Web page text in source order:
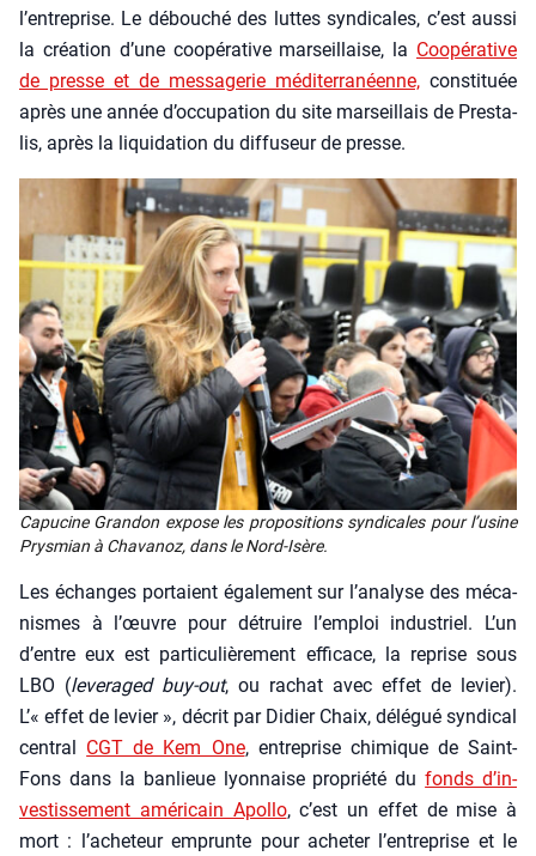
l’entreprise. Le débou­ché des luttes syn­di­cales, c’est aus­si
la créa­tion d’une coopé­ra­tive mar­seillaise, la Coopé­ra­tive
de presse et de mes­sa­ge­rie médi­ter­ra­néenne, consti­tuée
après une année d’occupation du site mar­seillais de Pres­ta­
lis, après la liqui­da­tion du dif­fu­seur de presse.
Capu­cine Gran­don expose les pro­po­si­tions syn­di­cales pour l’u­sine
Prys­mian à Cha­va­noz, dans le Nord-Isère.
Les échanges por­taient éga­le­ment sur l’analyse des méca­
nismes à l’œuvre pour détruire l’emploi indus­triel. L’un
d’entre eux est par­ti­cu­liè­re­ment effi­cace, la reprise sous
LBO (leve­ra­ged buy-out, ou rachat avec effet de levier).
L’« effet de levier », décrit par Didier Chaix, délé­gué syn­di­cal
cen­tral CGT de Kem One, entre­prise chi­mique de Saint-
Fons dans la ban­lieue lyon­naise pro­prié­té dufonds d’in­
ves­tis­se­ment amé­ri­cain Apol­lo, c’est un effet de mise à
mort : l’acheteur emprunte pour ache­ter l’entreprise et le